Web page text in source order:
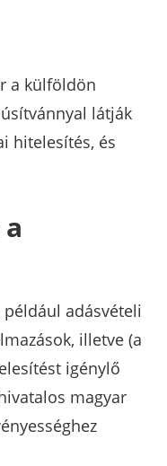
a külföldön
látják
hitelesítés, és
adásvételi
illetve (a
igénylő
magyar